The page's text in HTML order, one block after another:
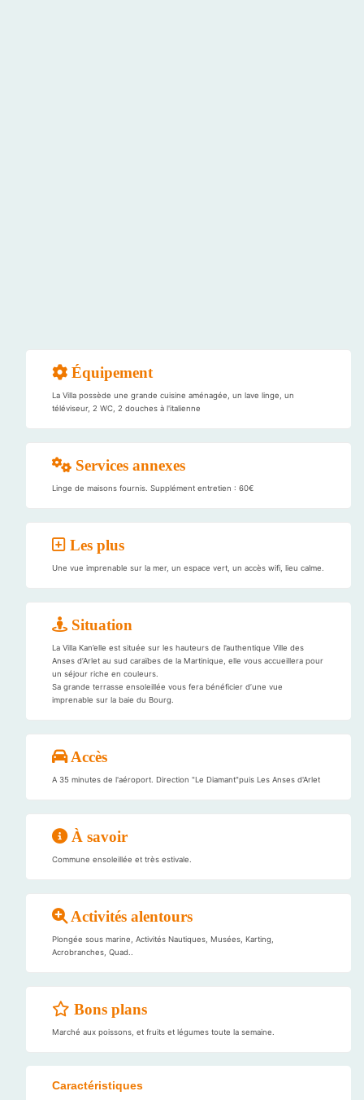
Équipement
La Villa possède une grande cuisine aménagée, un lave linge, un
téléviseur, 2 WC, 2 douches à l'italienne
Services annexes
Linge de maisons fournis. Supplément entretien : 60€
Les plus
Une vue imprenable sur la mer, un espace vert, un accès wifi, lieu calme.
Situation
La Villa Kan’elle est située sur les hauteurs de l’authentique Ville des
Anses d’Arlet au sud caraïbes de la Martinique, elle vous accueillera pour
un séjour riche en couleurs.
Sa grande terrasse ensoleillée vous fera bénéficier d’une vue
imprenable sur la baie du Bourg.
Accès
A 35 minutes de l'aéroport. Direction "Le Diamant"puis Les Anses d'Arlet
À savoir
Commune ensoleillée et très estivale.
Activités alentours
Plongée sous marine, Activités Nautiques, Musées, Karting,
Acrobranches, Quad..
Bons plans
Marché aux poissons, et fruits et légumes toute la semaine.
Caractéristiques